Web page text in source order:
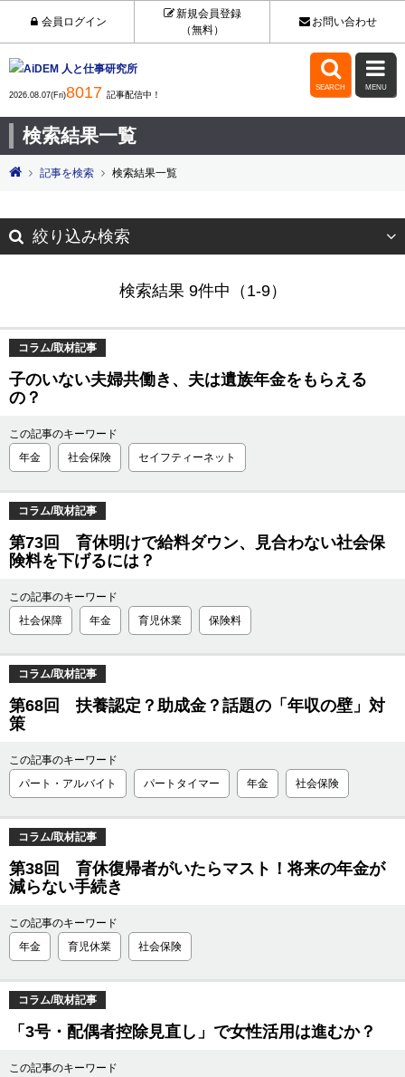
会員ログイン
新規会員登録
（無料）
お問い合わせ
2026.08.07(Fri)8017 記事配信中！

SEARCH

MENU
検索結果一覧
記事を検索 検索結果一覧
絞り込み検索
検索結果 9件中（1-9）
コラム/取材記事
子のいない夫婦共働き、夫は遺族年金をもらえる
の？
この記事のキーワード
年金
社会保険 セイフティーネット
コラム/取材記事
第73回 育休明けで給料ダウン、見合わない社会保
険料を下げるには？
この記事のキーワード
社会保障
年金 育児休業 保険料
コラム/取材記事
第68回 扶養認定？助成金？話題の「年収の壁」対
策
この記事のキーワード
パート・アルバイト
パートタイマー 年金 社会保険
コラム/取材記事
第38回 育休復帰者がいたらマスト！将来の年金が
減らない手続き
この記事のキーワード
年金
育児休業 社会保険
コラム/取材記事
「3号・配偶者控除見直し」で女性活用は進むか？
この記事のキーワード